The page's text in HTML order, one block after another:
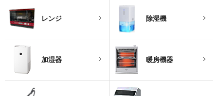
レンジ 除湿機
加湿器 暖房機器